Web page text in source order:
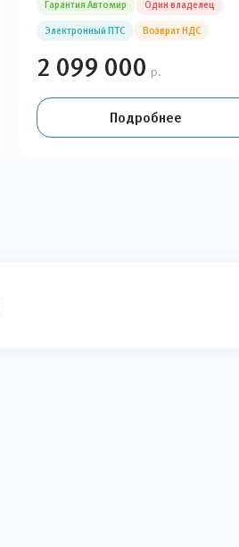
Гарантия Автомир Один владелец
Электронный ПТС Возврат НДС
2 099 000 р.
Подробнее